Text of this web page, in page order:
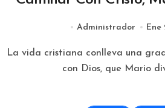
Administrador Ene
La vida cristiana conlleva una gradualidad en la relación
con Dios, que Mario